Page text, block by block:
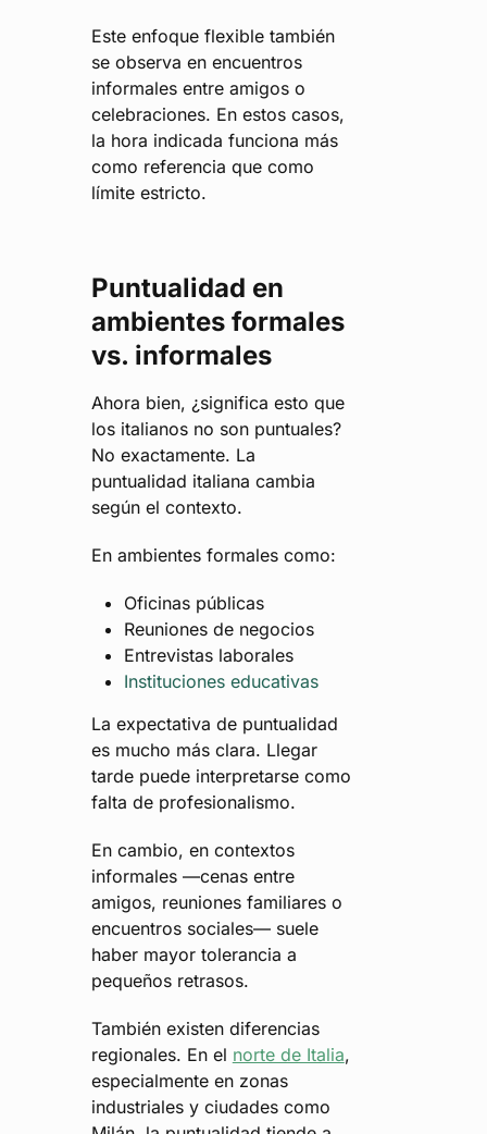
Este enfoque flexible también
se observa en encuentros
informales entre amigos o
celebraciones. En estos casos,
la hora indicada funciona más
como referencia que como
límite estricto.
Puntualidad en
ambientes formales
vs. informales
Ahora bien, ¿significa esto que
los italianos no son puntuales?
No exactamente. La
puntualidad italiana cambia
según el contexto.
En ambientes formales como:
Oficinas públicas
Reuniones de negocios
Entrevistas laborales
Instituciones educativas
La expectativa de puntualidad
es mucho más clara. Llegar
tarde puede interpretarse como
falta de profesionalismo.
En cambio, en contextos
informales —cenas entre
amigos, reuniones familiares o
encuentros sociales— suele
haber mayor tolerancia a
pequeños retrasos.
También existen diferencias
regionales. En el norte de Italia,
especialmente en zonas
industriales y ciudades como